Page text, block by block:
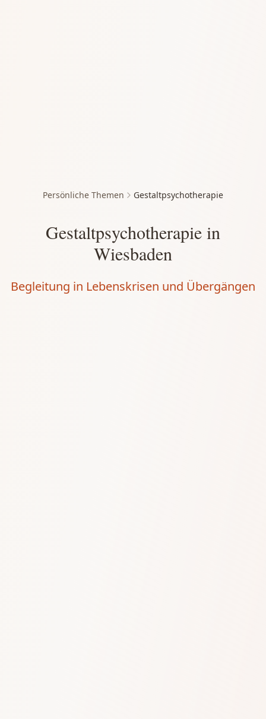
Persönliche Themen Gestaltpsychotherapie
Gestaltpsychotherapie in
Wiesbaden
Begleitung in Lebenskrisen und Übergängen